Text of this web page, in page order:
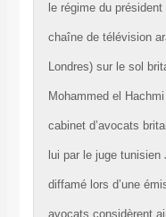
le
chaîne
cabinet
lui par le
diffamé
avocats